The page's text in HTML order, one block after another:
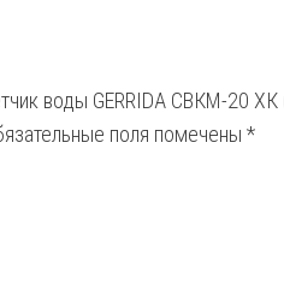
воды GERRIDA СВКМ-20
поля помечены *